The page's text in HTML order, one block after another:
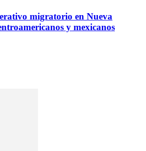
migratorio en Nueva
y mexicanos